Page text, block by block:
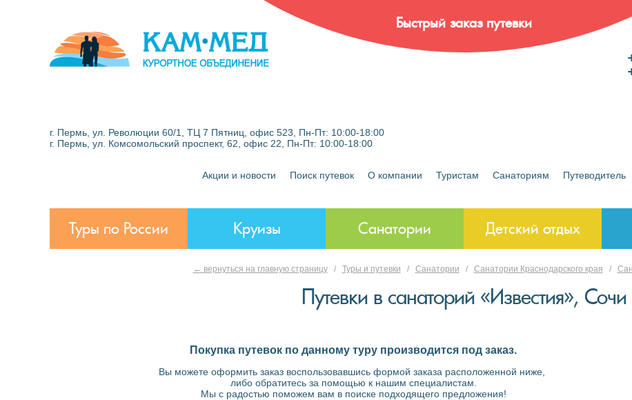
Быстрый заказ путевки
г. Пермь, ул. Революции 60/1, ТЦ 7 Пятниц, офис 523, Пн-Пт: 10:00-18:00
г. Пермь, ул. Комсомольский проспект, 62, офис 22, Пн-Пт: 10:00-18:00
Акции и новости Поиск путевок О компании Туристам Санаториям Путеводитель
Туры по России Круизы Санатории Детский отдых
← вернуться на главную страницу/ Туры и путевки / Санатории / Санатории Краснодарского края /
Путевки в санаторий «Известия», Сочи
Покупка путевок по данному туру производится под заказ.
Вы можете оформить заказ воспользовавшись формой заказа расположенной ниже,
либо обратитесь за помощью к нашим специалистам.
Мы с радостью поможем вам в поиске подходящего предложения!